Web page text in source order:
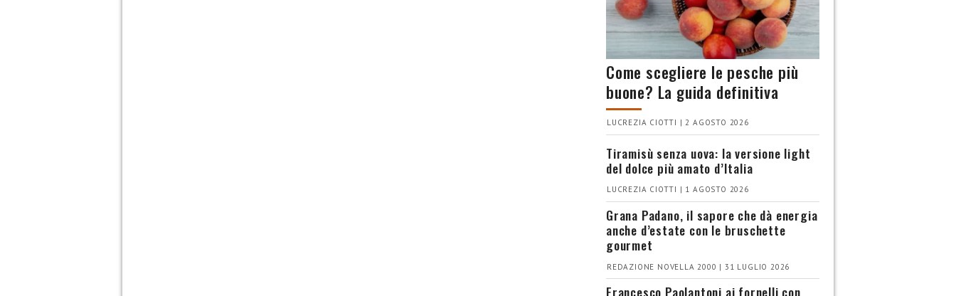
Come scegliere le pesche più
buone? La guida definitiva
LUCREZIA CIOTTI | 2 AGOSTO 2026
Tiramisù senza uova: la versione light
del dolce più amato d’Italia
LUCREZIA CIOTTI | 1 AGOSTO 2026
Grana Padano, il sapore che dà energia
anche d’estate con le bruschette
gourmet
REDAZIONE NOVELLA 2000 | 31 LUGLIO 2026
Francesco Paolantoni ai fornelli con